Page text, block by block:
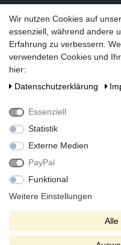
Social Media
Alle Preise inkl. gesetzlicher
bei
* Die verkauften
unseren
** Der kostenlose
Wir nutzen Cookies auf
essenziell, während andere
Erfahrung zu verbessern.
verwendeten Cookies und
hier:
Daten­schutz­erklärung
Essenziell
Statistik
Externe Medien
PayPal
Funktional
Weitere Einstellungen
Alle